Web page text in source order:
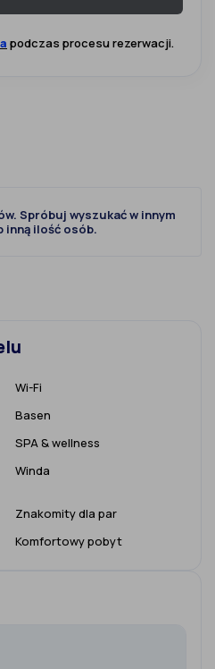
podczas procesu rezerwacji.
Spróbuj wyszukać w innym
inną ilość osób.
Wi-Fi
Basen
SPA & wellness
Winda
Znakomity dla par
Komfortowy pobyt